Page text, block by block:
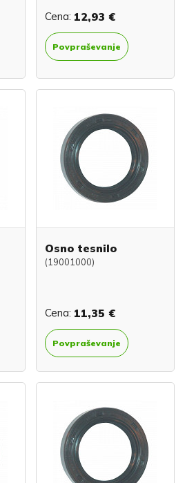
Cena: 12,93 €
Povpraševanje
Osno tesnilo
(19001000)
Cena: 11,35 €
Povpraševanje